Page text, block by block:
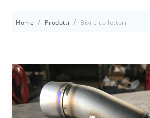
Home / Prodotti / Bivi e collettori